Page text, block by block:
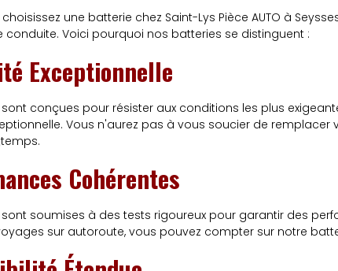
une batterie chez Saint-Lys Pièce AUTO à
conduite. Voici pourquoi nos batteries se distinguent :
Exceptionnelle
conçues pour résister aux conditions les plus
Vous n'aurez pas à vous soucier de
Cohérentes
soumises à des tests rigoureux pour garantir des
sur autoroute, vous pouvez compter sur notre